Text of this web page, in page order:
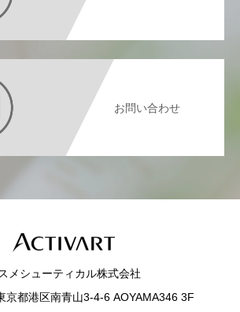
お問い合わせ
メシューティカル株式会社
京都港区南青山3-4-6 AOYAMA346 3F